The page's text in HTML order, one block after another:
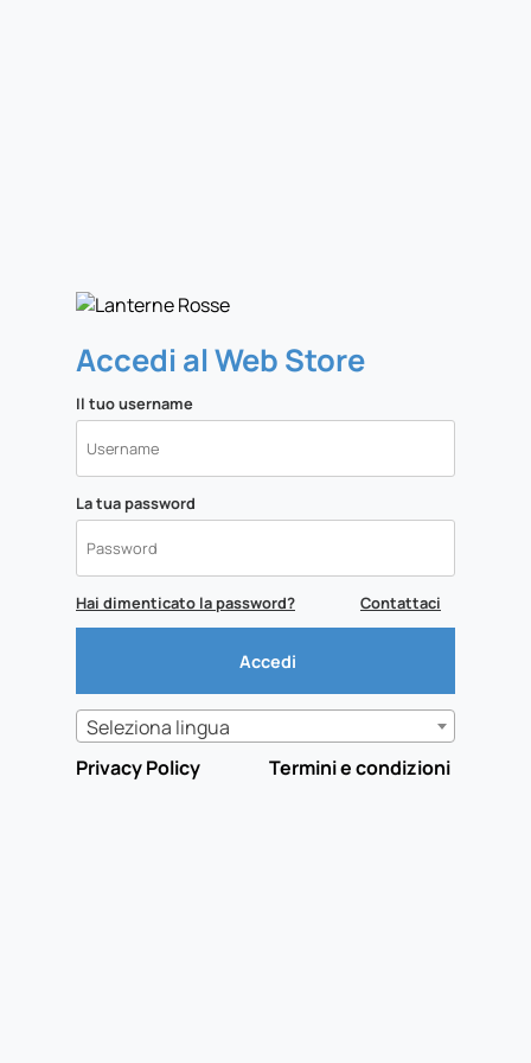
Accedi al Web Store
Il tuo username
La tua password
Hai dimenticato la password? Contattaci
Seleziona lingua
Privacy Policy
Termini e condizioni